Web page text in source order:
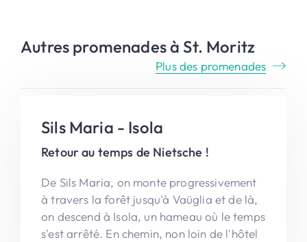
Autres promenades à St. Moritz
Plus des promenades
Sils Maria - Isola
Retour au temps de Nietsche !
De Sils Maria, on monte progressivement
à travers la forêt jusqu'à Vaüglia et de là,
on descend à Isola, un hameau où le temps
s'est arrêté. En chemin, non loin de l'hôtel